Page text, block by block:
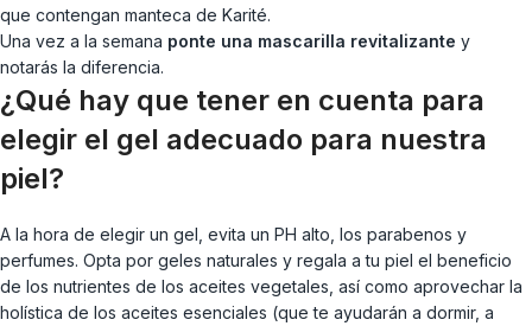
que contengan manteca de Karité.
Una vez a la semana ponte una mascarilla revitalizante y
notarás la diferencia.
¿Qué hay que tener en cuenta para
elegir el gel adecuado para nuestra
piel?
A la hora de elegir un gel, evita un PH alto, los parabenos y
perfumes. Opta por geles naturales y regala a tu piel el beneficio
de los nutrientes de los aceites vegetales, así como aprovechar la
holística de los aceites esenciales (que te ayudarán a dormir, a